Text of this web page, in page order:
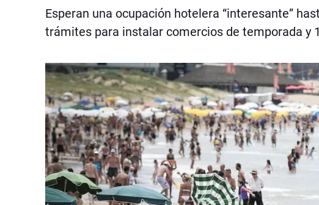
Esperan una ocupación hotelera “interesante”
trámites para instalar comercios de temporada y